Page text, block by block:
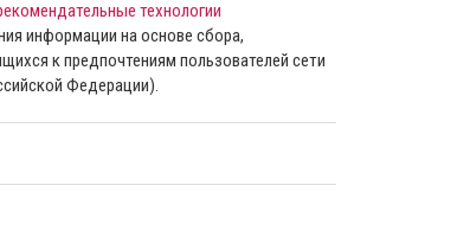
технологии
информации на основе сбора,
к предпочтениям пользователей сети
Федерации).